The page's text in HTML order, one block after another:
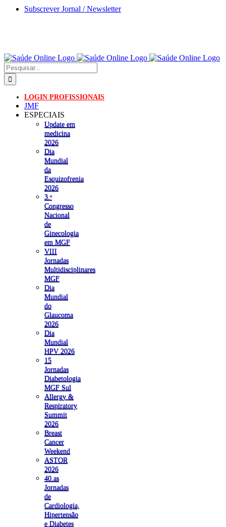
Skip
Subscrever Jornal / Newsletter
Pesquisar
LOGIN PROFISSIONAIS
JMF
ESPECIAIS
Update em
medicina
2026
Dia
Mundial
da
Esquizofrenia
2026
3.ᵒ
Congresso
Nacional
de
Ginecologia
em MGF
VIII
Jornadas
Multidisciplinares
MGF
Dia
Mundial
do
Glaucoma
2026
Dia
Mundial
HPV 2026
15
Jornadas
Diabetologia
MGF Sul
Allergy &
Respiratory
Summit
2026
Breast
Cancer
Weekend
ASTOR
2026
40.as
Jornadas
de
Cardiologia,
Hipertensão
e Diabetes